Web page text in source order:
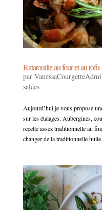
Ratatouille au four et au tofu
par
salées
Aujourd’hui je vous propose
sur les étalages. Aubergines,
recette assez traditionnelle au
changer de la traditionnelle